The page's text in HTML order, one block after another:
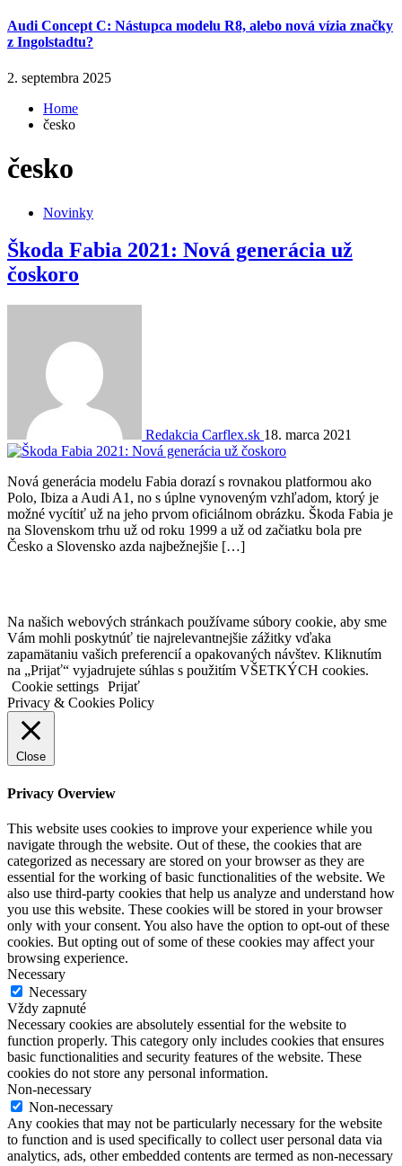
Audi Concept C: Nástupca modelu R8, alebo nová vízia značky
z Ingolstadtu?
2. septembra 2025
Home
česko
česko
Novinky
Škoda Fabia 2021: Nová generácia už
čoskoro
Redakcia Carflex.sk 18. marca 2021
Nová generácia modelu Fabia dorazí s rovnakou platformou ako
Polo, Ibiza a Audi A1, no s úplne vynoveným vzhľadom, ktorý je
možné vycítiť už na jeho prvom oficiálnom obrázku. Škoda Fabia je
na Slovenskom trhu už od roku 1999 a už od začiatku bola pre
Česko a Slovensko azda najbežnejšie […]
Na našich webových stránkach používame súbory cookie, aby sme
Vám mohli poskytnúť tie najrelevantnejšie zážitky vďaka
zapamätaniu vašich preferencií a opakovaných návštev. Kliknutím
na „Prijať“ vyjadrujete súhlas s použitím VŠETKÝCH cookies.
Cookie settings Prijať
Privacy & Cookies Policy
Close
Privacy Overview
This website uses cookies to improve your experience while you
navigate through the website. Out of these, the cookies that are
categorized as necessary are stored on your browser as they are
essential for the working of basic functionalities of the website. We
also use third-party cookies that help us analyze and understand how
you use this website. These cookies will be stored in your browser
only with your consent. You also have the option to opt-out of these
cookies. But opting out of some of these cookies may affect your
browsing experience.
Necessary
Necessary
Vždy zapnuté
Necessary cookies are absolutely essential for the website to
function properly. This category only includes cookies that ensures
basic functionalities and security features of the website. These
cookies do not store any personal information.
Non-necessary
Non-necessary
Any cookies that may not be particularly necessary for the website
to function and is used specifically to collect user personal data via
analytics, ads, other embedded contents are termed as non-necessary